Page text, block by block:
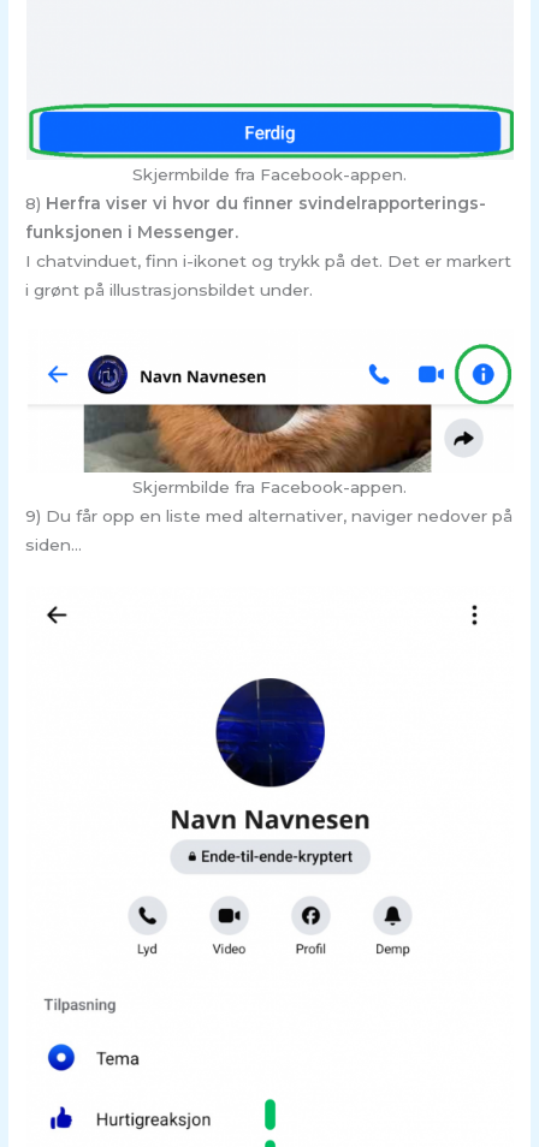
Skjermbilde fra Facebook-appen.
8) Herfra viser vi hvor du finner svindelrapporterings-
funksjonen i Messenger.
I chatvinduet, finn i-ikonet og trykk på det. Det er markert
i grønt på illustrasjonsbildet under.
Skjermbilde fra Facebook-appen.
9) Du får opp en liste med alternativer, naviger nedover på
siden…